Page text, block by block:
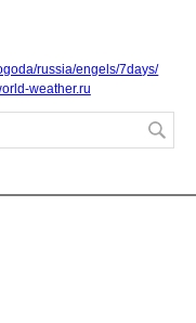
russia/engels/7days/
weather.ru